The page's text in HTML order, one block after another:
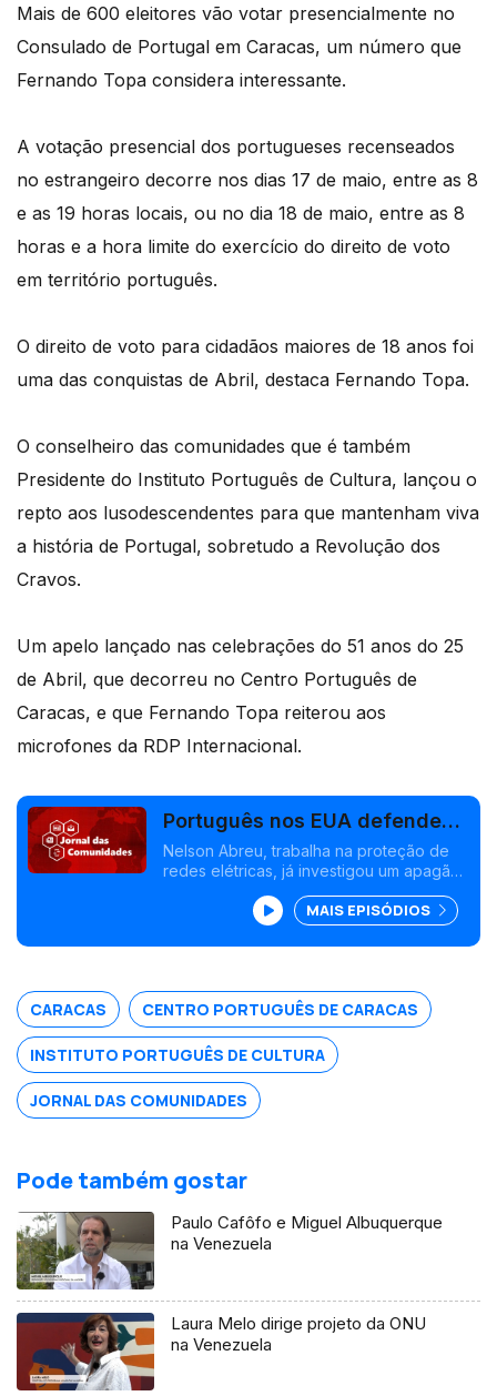
Mais de 600 eleitores vão votar presencialmente no
Consulado de Portugal em Caracas, um número que
Fernando Topa considera interessante.
A votação presencial dos portugueses recenseados
no estrangeiro decorre nos dias 17 de maio, entre as 8
e as 19 horas locais, ou no dia 18 de maio, entre as 8
horas e a hora limite do exercício do direito de voto
em território português.
O direito de voto para cidadãos maiores de 18 anos foi
uma das conquistas de Abril, destaca Fernando Topa.
O conselheiro das comunidades que é também
Presidente do Instituto Português de Cultura, lançou o
repto aos lusodescendentes para que mantenham viva
a história de Portugal, sobretudo a Revolução dos
Cravos.
Um apelo lançado nas celebrações do 51 anos do 25
de Abril, que decorreu no Centro Português de
Caracas, e que Fernando Topa reiterou aos
microfones da RDP Internacional.
Português nos EUA defende
soberania energética
Nelson Abreu, trabalha na proteção de
redes elétricas, já investigou um apagão
países vizinhos quando se trata de
energia. Canadá: elege quatro luso-
canadianos Edição Paula Machado.
MAIS EPISÓDIOS
CARACAS CENTRO PORTUGUÊS DE CARACAS
INSTITUTO PORTUGUÊS DE CULTURA
JORNAL DAS COMUNIDADES
Pode também gostar
Paulo Cafôfo e Miguel Albuquerque
na Venezuela
Laura Melo dirige projeto da ONU
na Venezuela